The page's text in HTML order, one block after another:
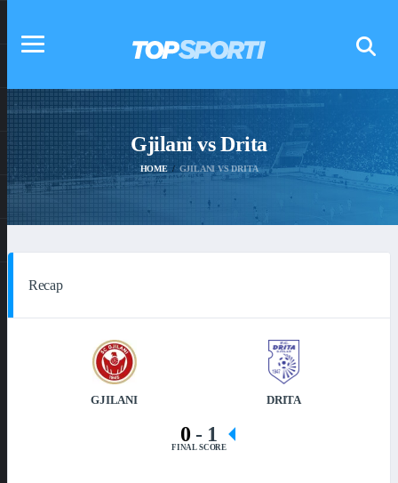
Gjilani vs Drita
HOME GJILANI VS DRITA
Recap
GJILANI DRITA
0- 1
FINAL SCORE